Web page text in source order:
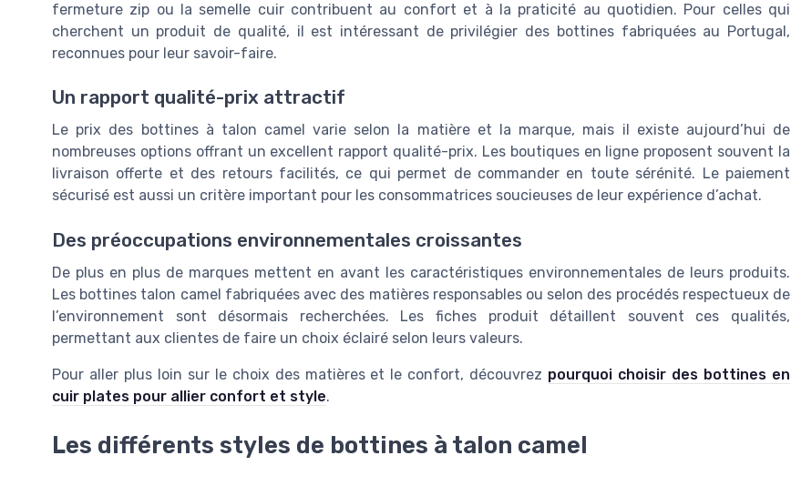
fermeture zip ou la semelle cuir contribuent au confort et à la praticité au quotidien. Pour celles qui
cherchent un produit de qualité, il est intéressant de privilégier des bottines fabriquées au Portugal,
reconnues pour leur savoir-faire.
Un rapport qualité-prix attractif
Le prix des bottines à talon camel varie selon la matière et la marque, mais il existe aujourd’hui de
nombreuses options offrant un excellent rapport qualité-prix. Les boutiques en ligne proposent souvent la
livraison offerte et des retours facilités, ce qui permet de commander en toute sérénité. Le paiement
sécurisé est aussi un critère important pour les consommatrices soucieuses de leur expérience d’achat.
Des préoccupations environnementales croissantes
De plus en plus de marques mettent en avant les caractéristiques environnementales de leurs produits.
Les bottines talon camel fabriquées avec des matières responsables ou selon des procédés respectueux de
l’environnement sont désormais recherchées. Les fiches produit détaillent souvent ces qualités,
permettant aux clientes de faire un choix éclairé selon leurs valeurs.
Pour aller plus loin sur le choix des matières et le confort, découvrez pourquoi choisir des bottines en
cuir plates pour allier confort et style.
Les différents styles de bottines à talon camel